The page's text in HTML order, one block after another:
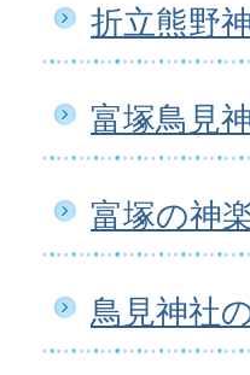
折立熊野
富塚鳥見
富塚の神
鳥見神社